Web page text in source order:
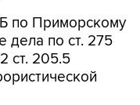
по Приморскому
по ст. 275
ст. 205.5